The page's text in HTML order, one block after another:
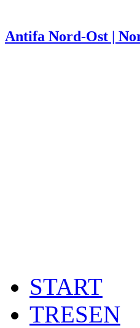
Antifa Nord-Ost |
START
TRESEN